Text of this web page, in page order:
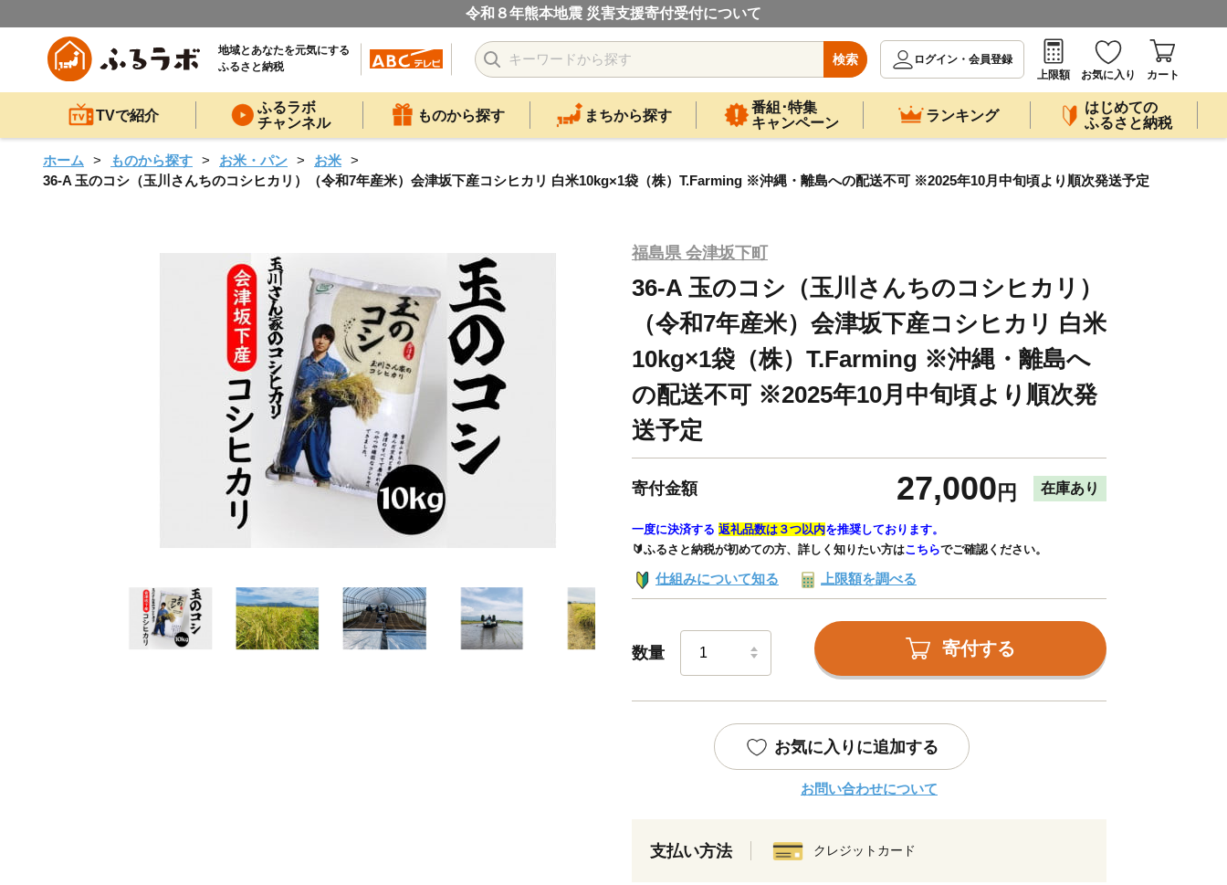
令和８年熊本地震 災害支援寄付受付について
地域とあなたを元気にする
ふるさと納税
検索
ログイン・会員登録
上限額
お気に入り カート
TVで紹介
ふるラボ
チャンネル
ものから探す まちから探す
番組･特集
キャンペーン
ランキング
はじめての
ふるさと納税
ホーム ものから探す お米・パン
お米
36-A 玉のコシ（玉川さんちのコシヒカリ）（令和7年産米）会津坂下産コシヒカリ 白米10kg×1袋（株）T.Farming ※沖縄・離島への配送不可 ※2025年10月中旬頃より順次発送予定
福島県 会津坂下町
36-A 玉のコシ（玉川さんちのコシヒカリ）
（令和7年産米）会津坂下産コシヒカリ 白米
10kg×1袋（株）T.Farming ※沖縄・離島へ
の配送不可 ※2025年10月中旬頃より順次発
送予定
寄付金額 27,000 円 在庫あり
一度に決済する 返礼品数は３つ以内を推奨しております。
🔰ふるさと納税が初めての方、詳しく知りたい方はこちらでご確認ください。
仕組みについて知る 上限額を調べる
数量 寄付する
お気に入りに追加する
お問い合わせについて
支払い方法 クレジットカード